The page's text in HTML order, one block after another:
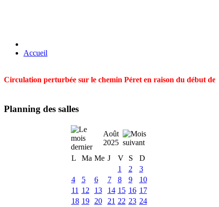
Accueil
Circulation perturbée sur le chemin Péret en raison du début
Planning des salles
Août
2025
L
Ma Me J V S
D
1
2
3
4
5 6 7 8 9
10
11 12 13 14 15 16 17
18 19 20 21 22 23 24